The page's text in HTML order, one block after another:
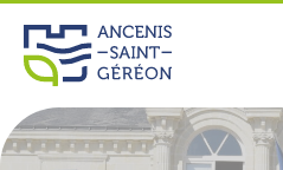
Aller
contenu
Panneau de gestion des cookies